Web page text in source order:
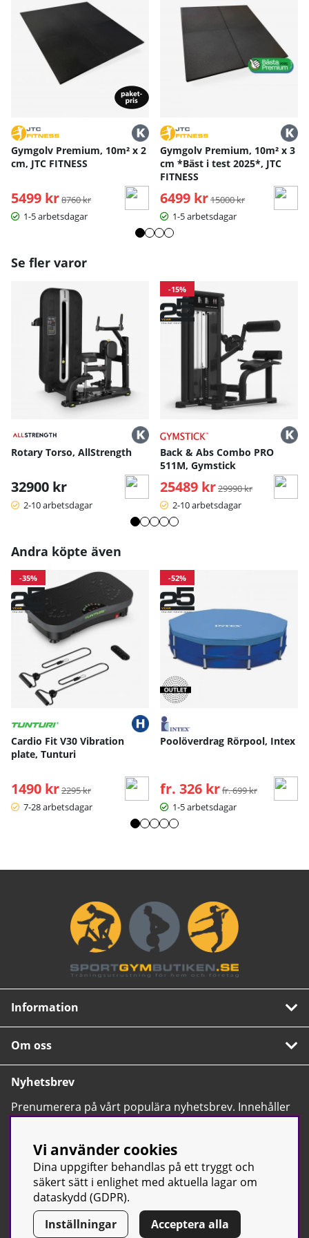
Bruksanvisning / manual »
Gymgolv Premium, 10m² x 2
cm, JTC FITNESS
5499 kr Ordinarie pris:
8760 kr
1-5 arbetsdagar
Gymgolv Premium, 10m² x 3
cm *Bäst i test 2025*, JTC
FITNESS
6499 kr Ordinarie pris:
15000 kr
1-5 arbetsdagar
Se fler varor
Rotary Torso, AllStrength
32900 kr
2-10 arbetsdagar
-15%
Back & Abs Combo PRO
511M, Gymstick
25489 kr Ordinarie pris:
29990 kr
2-10 arbetsdagar
Andra köpte även
-35%
Cardio Fit V30 Vibration
plate, Tunturi
1490 kr Ordinarie pris:
2295 kr
7-28 arbetsdagar
-52%
Poolöverdrag Rörpool, Intex
fr. 326 kr Ordinarie pris:
fr. 699 kr
1-5 arbetsdagar
Information
Om oss
Nyhetsbrev
Prenumerera på vårt populära nyhetsbrev. Innehåller
tips, nyheter och våra allra bästa erbjudanden.
© Sport & Gym Butiken JTC AB | Kontakta oss| All rights reserved
Vi använder cookies
Dina uppgifter behandlas på ett tryggt och
säkert sätt i enlighet med aktuella lagar om
dataskydd (GDPR).
Inställningar
Acceptera alla